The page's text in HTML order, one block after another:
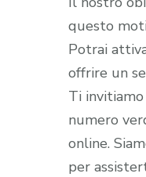
questo
Potrai
offrire un
Ti
numero
online.
per